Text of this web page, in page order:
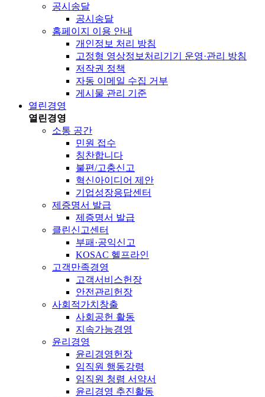
공시송달
공시송달
홈페이지 이용 안내
개인정보 처리 방침
고정형 영상정보처리기기 운영·관리 방침
저작권 정책
자동 이메일 수집 거부
게시물 관리 기준
열린경영
열린경영
소통 공간
민원 접수
칭찬합니다
불편/고충신고
혁신아이디어 제안
기업성장응답센터
제증명서 발급
제증명서 발급
클린신고센터
부패·공익신고
KOSAC 헬프라인
고객만족경영
고객서비스헌장
안전관리헌장
사회적가치창출
사회공헌 활동
지속가능경영
윤리경영
윤리경영헌장
임직원 행동강령
임직원 청렴 서약서
윤리경영 추진활동